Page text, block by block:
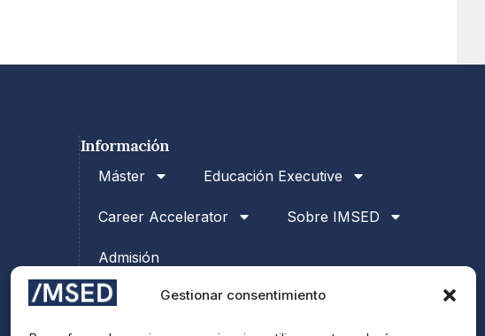
Gestionar consentimiento
Información
Máster Educación Executive
Career Accelerator Sobre IMSED
Admisión
SOLICITA INFORMACIÓN